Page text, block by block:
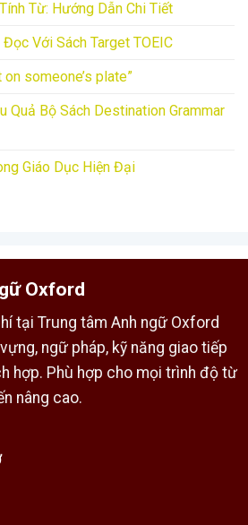
Từ: Hướng Dẫn Chi Tiết
Với Sách Target TOEIC
on someone’s plate”
Quả Bộ Sách Destination Grammar
Giáo Dục Hiện Đại
Oxford
tại Trung tâm Anh ngữ Oxford
ngữ pháp, kỹ năng giao tiếp
hợp. Phù hợp cho mọi trình độ từ
nâng cao.